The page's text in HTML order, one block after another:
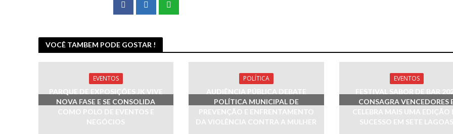
VOCÊ TAMBEM PODE GOSTAR !
EVENTOS
PARQUE DE EXPOSIÇÕES JK VIVE
NOVA FASE E SE CONSOLIDA
COMO POLO DE EVENTOS E
NEGÓCIOS
POLÍTICA
AUDIÊNCIA PÚBLICA DEBATE
POLÍTICA MUNICIPAL DE
PREVENÇÃO E ENFRENTAMENTO
DA VIOLÊNCIA CONTRA A MULHER
EVENTOS
FESTIVAL SABOR DE BAR
CONSAGRA VENCEDORES
CELEBRA MAIS UMA EDIÇÃO
SUCESSO EM SETE LAGOAS